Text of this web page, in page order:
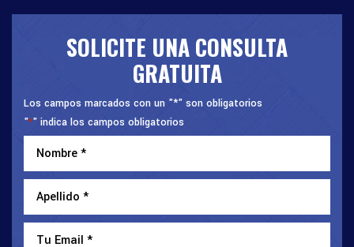
SOLICITE UNA CONSULTA
GRATUITA
Los campos marcados con un "*" son obligatorios
"*" indica los campos obligatorios